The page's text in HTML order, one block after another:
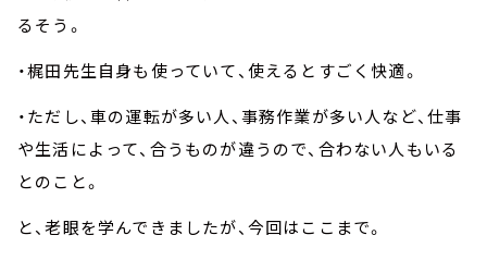
るそう。
・梶田先生自身も使っていて、使えるとすごく快適。
・ただし、車の運転が多い人、事務作業が多い人など、仕事
や生活によって、合うものが違うので、合わない人もいる
とのこと。
と、老眼を学んできましたが、今回はここまで。